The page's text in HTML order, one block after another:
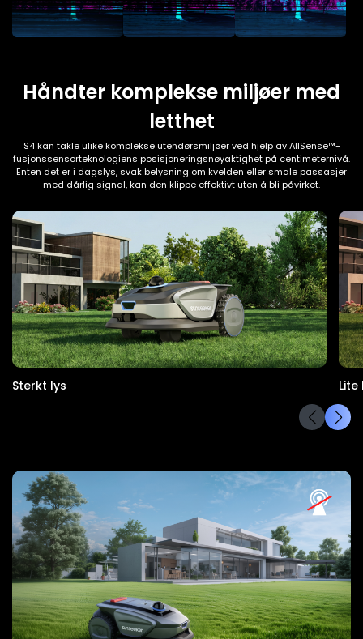
Håndter komplekse miljøer med
letthet
S4 kan takle ulike komplekse utendørsmiljøer ved hjelp av AllSense™-
fusjonssensorteknologiens posisjoneringsnøyaktighet på centimeternivå.
Enten det er i dagslys, svak belysning om kvelden eller smale passasjer
med dårlig signal, kan den klippe effektivt uten å bli påvirket.
Sterkt lys Lite